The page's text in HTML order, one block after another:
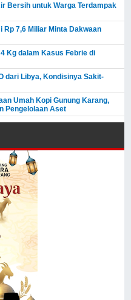
Bersih untuk Warga Terdampak
7,6 Miliar Minta Dakwaan
Kg dalam Kasus Febrie di
dari Libya, Kondisinya Sakit-
Umah Kopi Gunung Karang,
Pengelolaan Aset